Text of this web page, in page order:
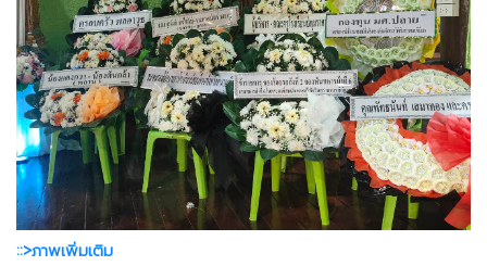
::>ภาพเพิ่มเติม